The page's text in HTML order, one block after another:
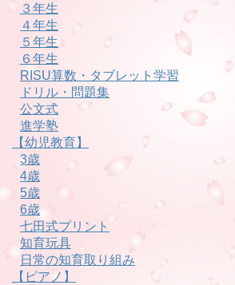
３年生
４年生
５年生
６年生
RISU算数・タブレット学習
ドリル・問題集
公文式
進学塾
【幼児教育】
3歳
4歳
5歳
6歳
七田式プリント
知育玩具
日常の知育取り組み
【ピアノ】